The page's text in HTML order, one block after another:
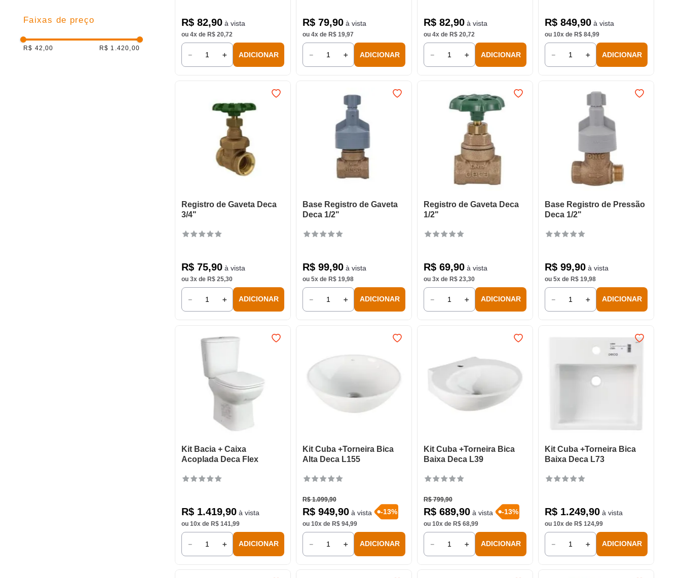
Faixas de preço
R$ 42,00 R$ 1.420,00
R$ 82,90à vista
ou 4x de R$ 20,72
＋
－ ADICIONAR
R$ 79,90à vista
ou 4x de R$ 19,97
＋
－ ADICIONAR
R$ 82,90à vista
ou 4x de R$ 20,72
＋
－ ADICIONAR
R$ 849,90à vista
ou 10x de R$ 84,99
＋
－ ADICIONAR
Registro de Gaveta Deca
3/4"
R$ 75,90à vista
ou 3x de R$ 25,30
＋
－ ADICIONAR
Base Registro de Gaveta
Deca 1/2"
R$ 99,90à vista
ou 5x de R$ 19,98
＋
－ ADICIONAR
Registro de Gaveta Deca
1/2"
R$ 69,90à vista
ou 3x de R$ 23,30
＋
－ ADICIONAR
Base Registro de Pressão
Deca 1/2"
R$ 99,90à vista
ou 5x de R$ 19,98
＋
－ ADICIONAR
Kit Bacia + Caixa
Acoplada Deca Flex
R$ 1.419,90à vista
ou 10x de R$ 141,99
＋
－ ADICIONAR
Kit Cuba +Torneira Bica
Alta Deca L155
R$ 1.099,90
R$ 949,90à vista -13%
ou 10x de R$ 94,99
＋
－ ADICIONAR
Kit Cuba +Torneira Bica
Baixa Deca L39
R$ 799,90
R$ 689,90à vista -13%
ou 10x de R$ 68,99
＋
－ ADICIONAR
Kit Cuba +Torneira Bica
Baixa Deca L73
R$ 1.249,90à vista
ou 10x de R$ 124,99
＋
－ ADICIONAR